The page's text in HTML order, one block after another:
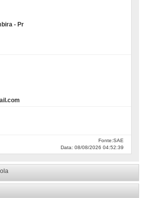
- Pr
Fonte:SAE
Data: 08/08/2026 04:52:39